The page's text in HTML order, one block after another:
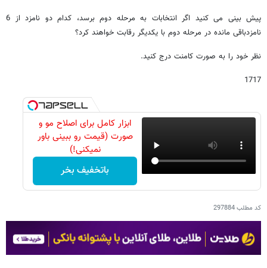
پیش بینی می کنید اگر انتخابات به مرحله دوم برسد، کدام دو نامزد از 6
نامزدباقی مانده در مرحله دوم با یکدیگر رقابت خواهند کرد؟
نظر خود را به صورت کامنت درج کنید.
1717
ابزار کامل برای اصلاح مو و
صورت (قیمت رو ببینی باور
نمیکنی!)
باتخفیف بخر
کد مطلب297884